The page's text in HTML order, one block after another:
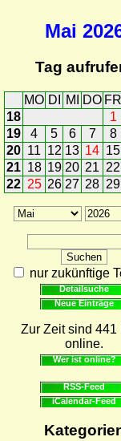
Mai
Tag
MO DI MI DO FR
18
1
19
4 5 6 7 8
20 11 12 13 14 15
21 18 19 20 21 22
22 25 26 27 28 29
nur zukünftige
Detailsuche
Neue Einträge
Zur Zeit sind 441
online.
Wer ist online?
RSS-Feed
iCalendar-Feed